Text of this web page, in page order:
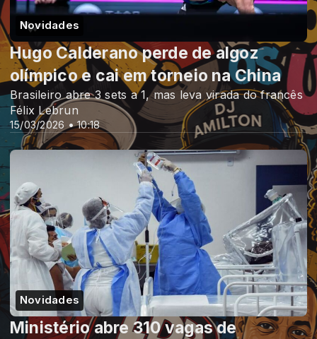
Novidades
15/03/2026 • 10:18
Hugo Calderano perde de algoz
olímpico e cai em torneio na China
Brasileiro abre 3 sets a 1, mas leva virada do francês
Félix Lebrun
Novidades
Ministério abre 310 vagas de